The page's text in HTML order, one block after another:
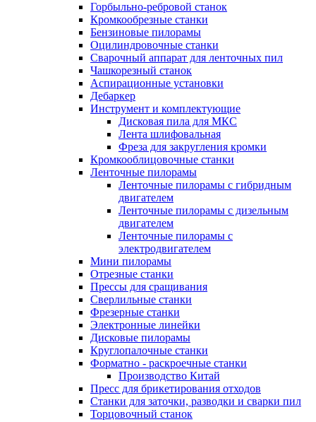
Горбыльно-ребровой станок
Кромкообрезные станки
Бензиновые пилорамы
Оцилиндровочные станки
Сварочный аппарат для ленточных пил
Чашкорезный станок
Аспирационные установки
Дебаркер
Инструмент и комплектующие
Дисковая пила для МКС
Лента шлифовальная
Фреза для закругления кромки
Кромкооблицовочные станки
Ленточные пилорамы
Ленточные пилорамы с гибридным
двигателем
Ленточные пилорамы с дизельным
двигателем
Ленточные пилорамы с
электродвигателем
Мини пилорамы
Отрезные станки
Прессы для сращивания
Сверлильные станки
Фрезерные станки
Электронные линейки
Дисковые пилорамы
Круглопалочные станки
Форматно - раскроечные станки
Производство Китай
Пресс для брикетирования отходов
Станки для заточки, разводки и сварки пил
Торцовочный станок